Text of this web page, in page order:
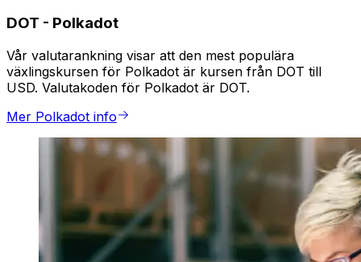
DOT - Polkadot
Vår valutarankning visar att den mest populära
växlingskursen för Polkadot är kursen från DOT till
USD. Valutakoden för Polkadot är DOT.
Mer Polkadot info